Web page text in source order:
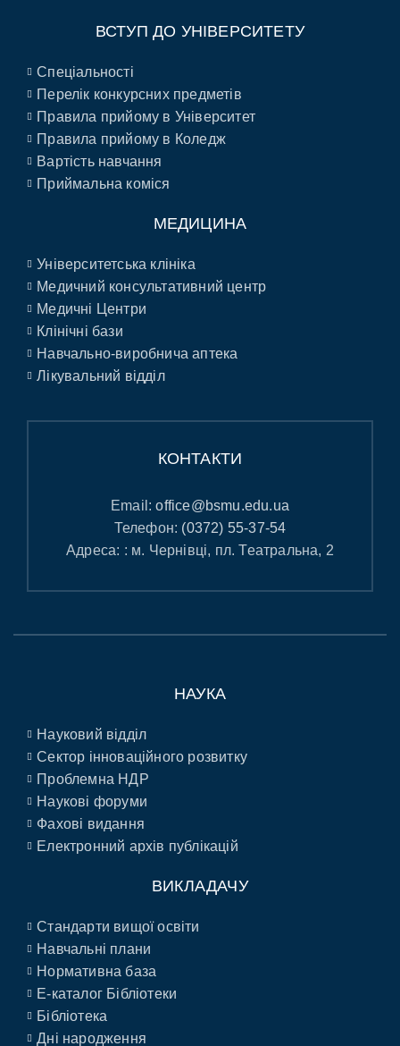
ВСТУП ДО УНІВЕРСИТЕТУ
Спеціальності
Перелік конкурсних предметів
Правила прийому в Університет
Правила прийому в Коледж
Вартість навчання
Приймальна коміся
МЕДИЦИНА
Університетська клініка
Медичний консультативний центр
Медичні Центри
Клінічні бази
Навчально-виробнича аптека
Лікувальний відділ
КОНТАКТИ
Email:office@bsmu.edu.ua
Телефон: (0372) 55-37-54
Адреса: : м. Чернівці, пл. Театральна, 2
НАУКА
Науковий відділ
Сектор інноваційного розвитку
Проблемна НДР
Наукові форуми
Фахові видання
Електронний архів публікацій
ВИКЛАДАЧУ
Стандарти вищої освіти
Навчальні плани
Нормативна база
E-каталог Бібліотеки
Бібліотека
Дні народження